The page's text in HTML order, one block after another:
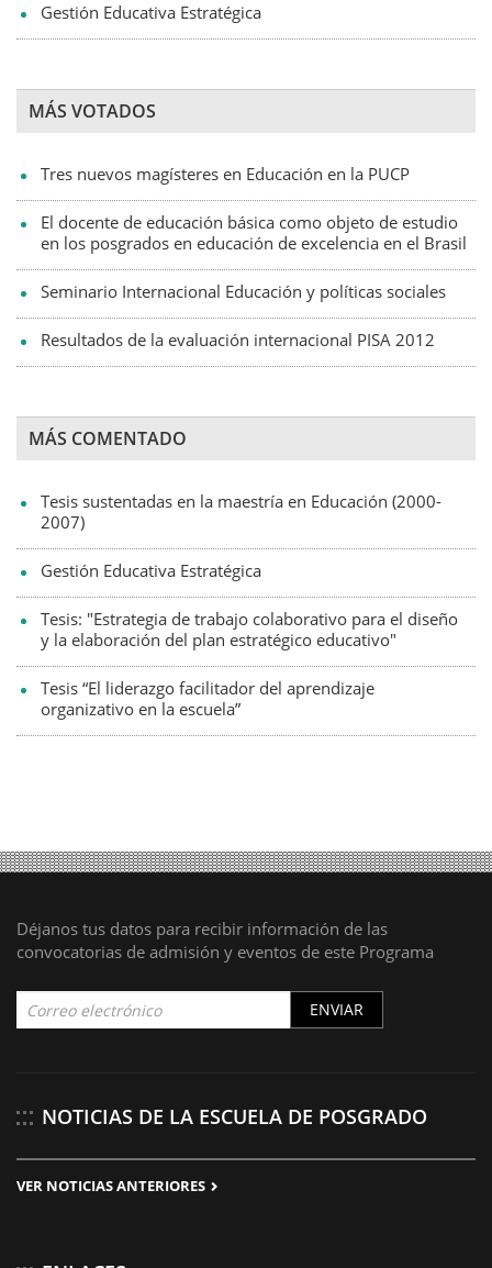
Gestión Educativa Estratégica
MÁS VOTADOS
Tres nuevos magísteres en Educación en la PUCP
El docente de educación básica como objeto de estudio
en los posgrados en educación de excelencia en el Brasil
Seminario Internacional Educación y políticas sociales
Resultados de la evaluación internacional PISA 2012
MÁS COMENTADO
Tesis sustentadas en la maestría en Educación (2000-
2007)
Gestión Educativa Estratégica
Tesis: "Estrategia de trabajo colaborativo para el diseño
y la elaboración del plan estratégico educativo"
Tesis “El liderazgo facilitador del aprendizaje
organizativo en la escuela”
Déjanos tus datos para recibir información de las
convocatorias de admisión y eventos de este Programa
ENVIAR
NOTICIAS DE LA ESCUELA DE POSGRADO
VER NOTICIAS ANTERIORES